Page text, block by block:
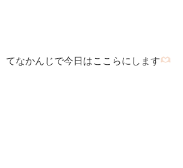
てなかんじで今日はここらにします